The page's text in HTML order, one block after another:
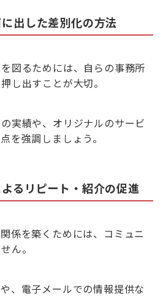
出した差別化の方法
図るためには、自らの事務所
し出すことが大切。
実績や、オリジナルのサービ
を強調しましょう。
るリピート・紹介の促進
係を築くためには、コミュニ
ん。
、電子メールでの情報提供な